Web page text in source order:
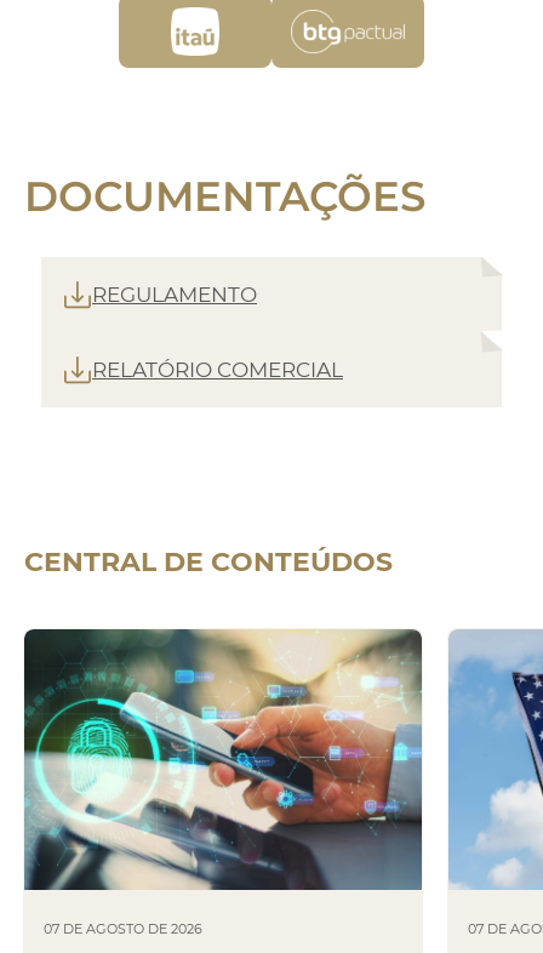
DOCUMENTAÇÕES
REGULAMENTO
RELATÓRIO COMERCIAL
CENTRAL DE CONTEÚDOS
07 DE AGOSTO DE 2026 07 DE